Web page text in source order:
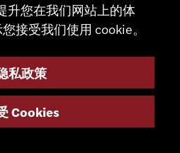
升您在我们网站上的体
接受我们使用 cookie。
私政策
Cookies